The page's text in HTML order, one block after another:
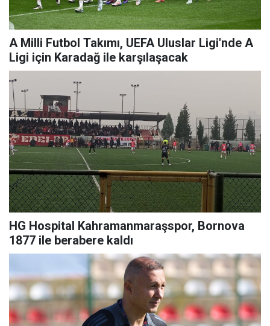
A Milli Futbol Takımı, UEFA Uluslar Ligi'nde A
Ligi için Karadağ ile karşılaşacak
HG Hospital Kahramanmaraşspor, Bornova
1877 ile berabere kaldı